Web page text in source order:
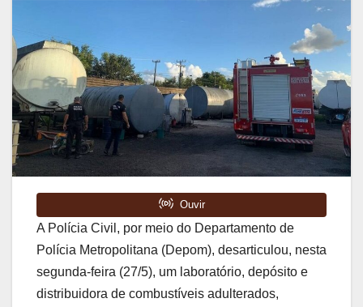
A Polícia Civil, por meio do Departamento de
Polícia Metropolitana (Depom), desarticulou, nesta
segunda-feira (27/5), um laboratório, depósito e
distribuidora de combustíveis adulterados,